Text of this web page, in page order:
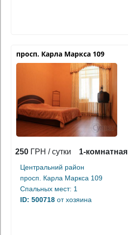
просп. Карла Маркса 109
250 ГРН / сутки 1-комнатная
Центральний район
просп. Карла Маркса 109
Спальных мест: 1
ID: 500718 от хозяина